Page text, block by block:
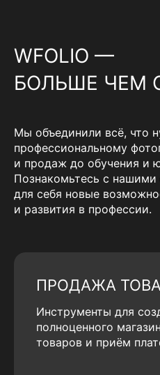
WFOLIO —
БОЛЬШЕ ЧЕМ
Мы объединили всё, что
профессиональному
и продаж до обучения и
Познакомьтесь с
для себя новые
и развития в профессии.
ПРОДАЖА
Инструменты для
полноценного
товаров и приём